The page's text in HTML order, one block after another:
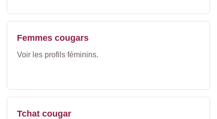
Femmes cougars
Voir les profils féminins.
Tchat cougar